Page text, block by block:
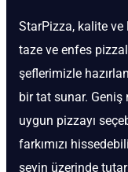
StarPizza, kalite ve
taze ve enfes
şeflerimizle
bir tat sunar. Geniş
uygun pizzayı
farkımızı
şeyin üzerinde